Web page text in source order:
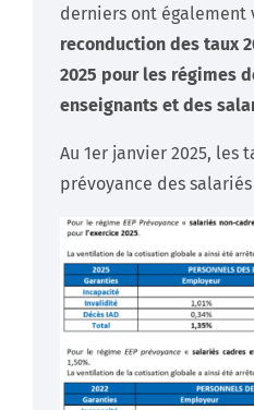
derniers ont également
reconduction des taux
2025 pour les régimes
enseignants et des
Au 1er janvier 2025, les
prévoyance des